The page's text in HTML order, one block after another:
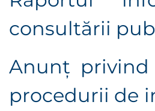
consultării
Anunţ privind
procedurii de